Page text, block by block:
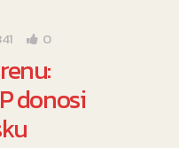
0
donosi